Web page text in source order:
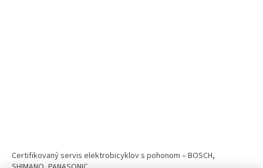
Certifikovaný servis elektrobicyklov s pohonom – BOSCH,